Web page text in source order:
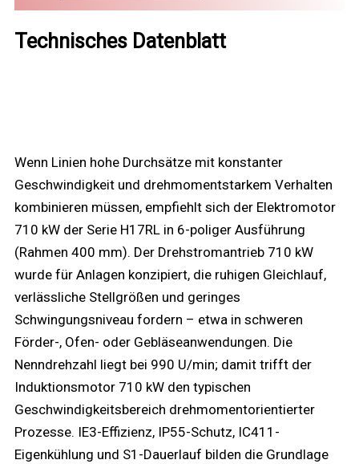
Technisches Datenblatt
Wenn Linien hohe Durchsätze mit konstanter
Geschwindigkeit und drehmomentstarkem Verhalten
kombinieren müssen, empfiehlt sich der Elektromotor
710 kW der Serie H17RL in 6-poliger Ausführung
(Rahmen 400 mm). Der Drehstromantrieb 710 kW
wurde für Anlagen konzipiert, die ruhigen Gleichlauf,
verlässliche Stellgrößen und geringes
Schwingungsniveau fordern – etwa in schweren
Förder-, Ofen- oder Gebläseanwendungen. Die
Nenndrehzahl liegt bei 990 U/min; damit trifft der
Induktionsmotor 710 kW den typischen
Geschwindigkeitsbereich drehmomentorientierter
Prozesse. IE3-Effizienz, IP55-Schutz, IC411-
Eigenkühlung und S1-Dauerlauf bilden die Grundlage